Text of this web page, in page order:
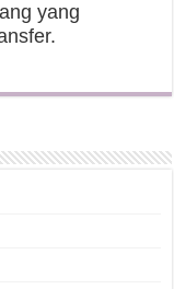
yang